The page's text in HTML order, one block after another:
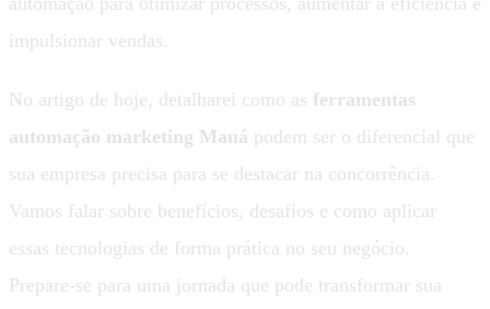
impulsionar vendas.
No artigo de hoje, detalharei como as ferramentas
automação marketing Mauá podem ser o diferencial que
sua empresa precisa para se destacar na concorrência.
Vamos falar sobre benefícios, desafios e como aplicar
essas tecnologias de forma prática no seu negócio.
Prepare-se para uma jornada que pode transformar sua